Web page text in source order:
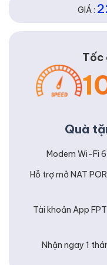
GIÁ :
Tốc
Quà
Modem Wi-Fi
Hỗ trợ mở NAT
Tài khoản App
Nhận ngay 1